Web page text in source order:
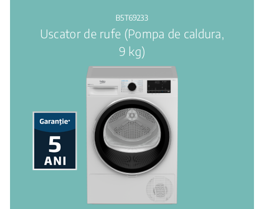
B5T69233
Uscator de rufe (Pompa de caldura,
9 kg)